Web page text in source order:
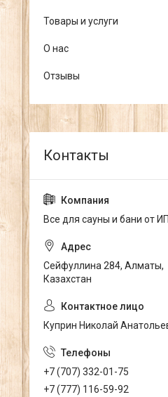
Товары и услуги
О нас
Отзывы
Все для сауны и бани от
Сейфуллина 284, Алматы,
Казахстан
Куприн Николай
+7 (707) 332-01-75
+7 (777) 116-59-92